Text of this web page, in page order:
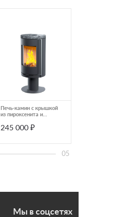
Печь-камин с крышкой
из пироксенита и
Astov R R1 N
245 000 ₽
05
Мы в соцсетях